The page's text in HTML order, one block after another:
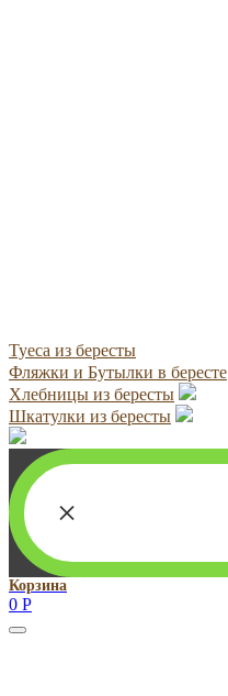
Туеса из бересты
Фляжки и Бутылки в бересте
Хлебницы из бересты
Шкатулки из бересты
×
Корзина
0 Р